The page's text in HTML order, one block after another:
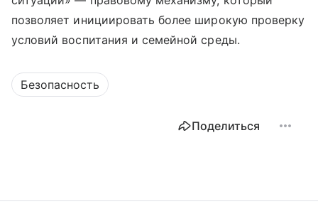
позволяет инициировать более широкую проверку
условий воспитания и семейной среды.
Безопасность
Поделиться